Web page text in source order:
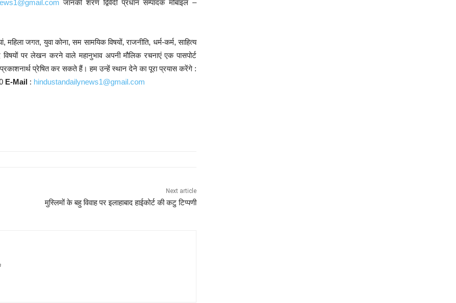
जानकी शरण द्विवेदी प्रधान सम्पादक मोबाइल –
जगत, युवा कोना, सम सामयिक विषयों, राजनीति, धर्म-कर्म, साहित्य
पर लेखन करने वाले महानुभाव अपनी मौलिक रचनाएं एक पासपोर्ट
प्रेषित कर सकते हैं। हम उन्हें स्थान देने का पूरा प्रयास करेंगे :
E-Mail : hindustandailynews1@gmail.com
Next article
मुस्लिमों के बहु विवाह पर इलाहाबाद हाईकोर्ट की कटु टिप्पणी